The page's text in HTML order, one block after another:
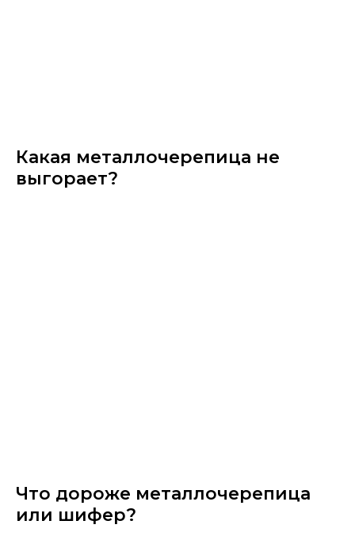
Какая металлочерепица не
выгорает?
Что дороже металлочерепица
или шифер?